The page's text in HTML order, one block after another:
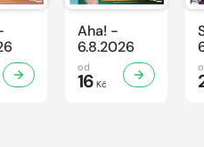
Aha! -
6.8.2026
od
16 Kč